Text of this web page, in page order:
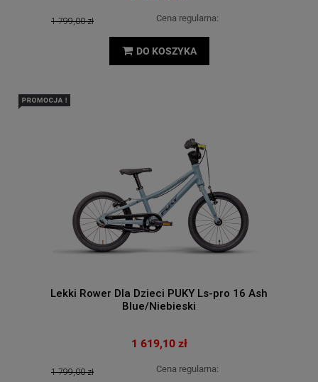
Cena regularna:
1 799,00 zł
DO KOSZYKA
Lekki Rower Dla Dzieci PUKY Ls-pro 16 Ash
Blue/Niebieski
1 619,10 zł
Cena regularna:
1 799,00 zł